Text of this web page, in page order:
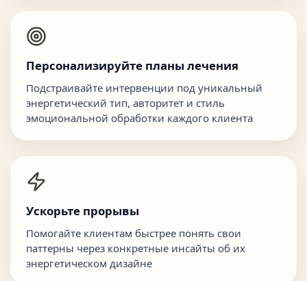
Персонализируйте планы лечения
Подстраивайте интервенции под уникальный
энергетический тип, авторитет и стиль
эмоциональной обработки каждого клиента
Ускорьте прорывы
Помогайте клиентам быстрее понять свои
паттерны через конкретные инсайты об их
энергетическом дизайне